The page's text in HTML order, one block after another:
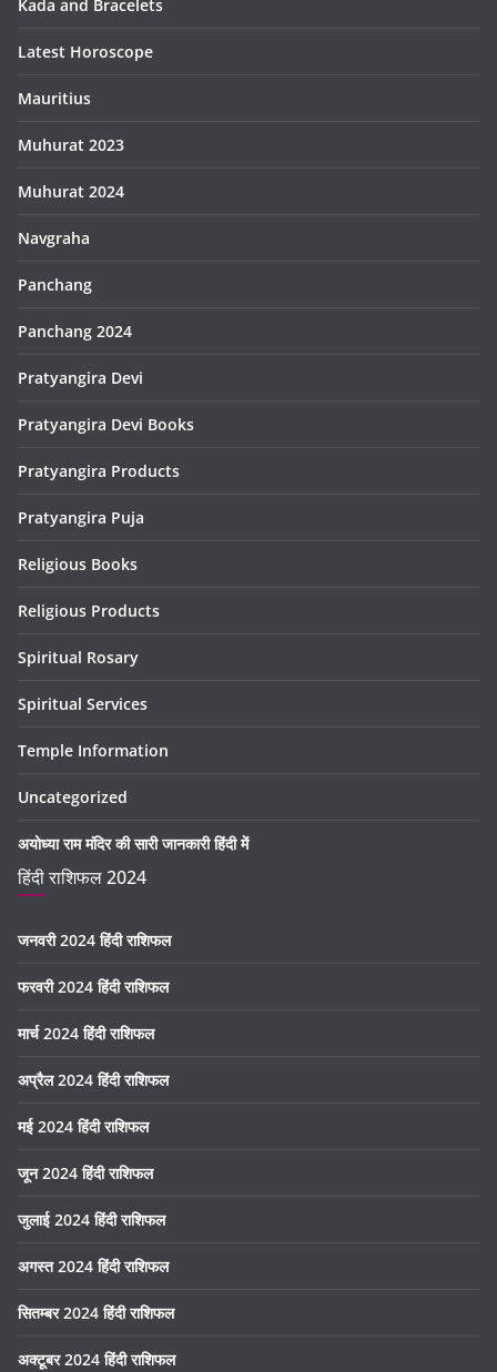
Kada and Bracelets
Latest Horoscope
Mauritius
Muhurat 2023
Muhurat 2024
Navgraha
Panchang
Panchang 2024
Pratyangira Devi
Pratyangira Devi Books
Pratyangira Products
Pratyangira Puja
Religious Books
Religious Products
Spiritual Rosary
Spiritual Services
Temple Information
Uncategorized
अयोध्या राम मंदिर की सारी जानकारी हिंदी में
हिंदी राशिफल 2024
जनवरी 2024 हिंदी राशिफल
फरवरी 2024 हिंदी राशिफल
मार्च 2024 हिंदी राशिफल
अप्रैल 2024 हिंदी राशिफल
मई 2024 हिंदी राशिफल
जून 2024 हिंदी राशिफल
जुलाई 2024 हिंदी राशिफल
अगस्त 2024 हिंदी राशिफल
सितम्बर 2024 हिंदी राशिफल
अक्टूबर 2024 हिंदी राशिफल